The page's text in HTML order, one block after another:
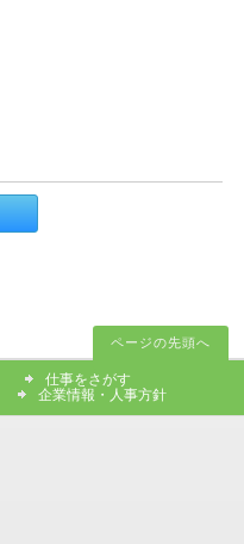
ページの先頭へ
仕事をさがす
企業情報・人事方針